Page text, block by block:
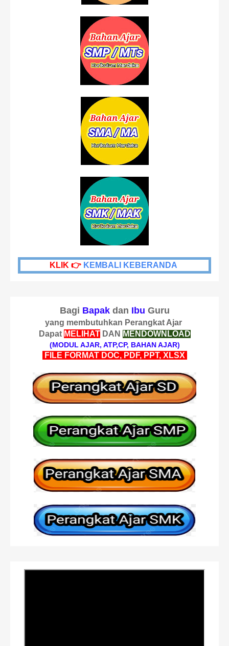
KLIK 👉 KEMBALI KEBERANDA
Bagi Bapakdan Ibu Guru
yang membutuhkan Perangkat Ajar
Dapat MELIHATDAN MENDOWNLOAD
(MODUL AJAR, ATP,CP, BAHAN AJAR)
FILE FORMAT DOC, PDF, PPT, XLSX